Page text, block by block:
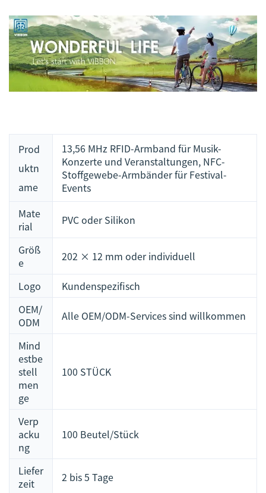
Prod
uktn
ame
13,56 MHz RFID-Armband für Musik-
Konzerte und Veranstaltungen, NFC-
Stoffgewebe-Armbänder für Festival-
Events
Mate
rial
PVC oder Silikon
Größ
e
202 × 12 mm oder individuell
Logo
Kundenspezifisch
OEM/
ODM
Alle OEM/ODM-Services sind willkommen
Mind
estbe
stell
men
ge
100 STÜCK
Verp
acku
ng
100 Beutel/Stück
Liefer
zeit
2 bis 5 Tage